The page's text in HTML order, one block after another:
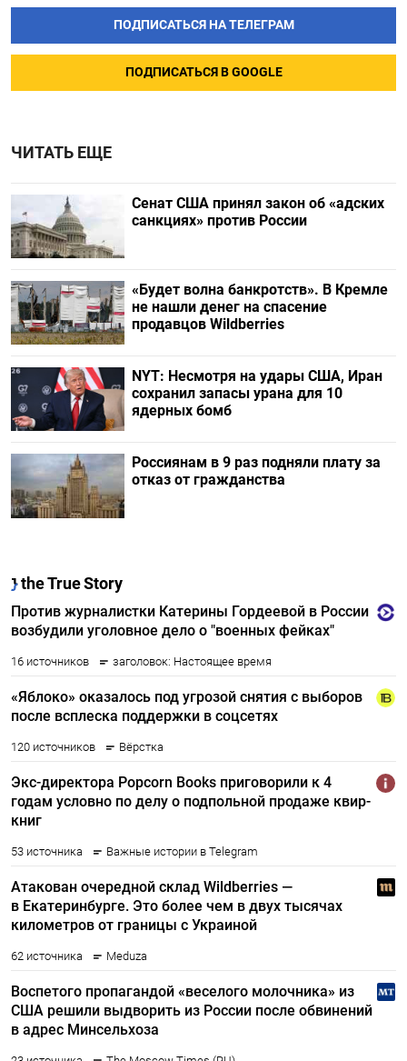
ПОДПИСАТЬСЯ НА ТЕЛЕГРАМ
ПОДПИСАТЬСЯ В GOOGLE
ЧИТАТЬ ЕЩЕ
Сенат США принял закон об «адских
санкциях» против России
«Будет волна банкротств». В Кремле
не нашли денег на спасение
продавцов Wildberries
NYT: Несмотря на удары США, Иран
сохранил запасы урана для 10
ядерных бомб
Россиянам в 9 раз подняли плату за
отказ от гражданства